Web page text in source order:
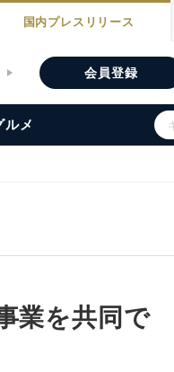
国内プレスリリース
会員登録
ルメ
業を共同で